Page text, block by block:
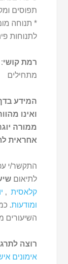
תפוסים
* תנוחה
לתנוחות
רמת קושי:
מתחילים
המידע
ואינו
ממורה
אחראית
התקשר/י עכשיו 052-
לתיאום
קלאסית ,
ומודעות.
השיעורים
רוצה
אימונים